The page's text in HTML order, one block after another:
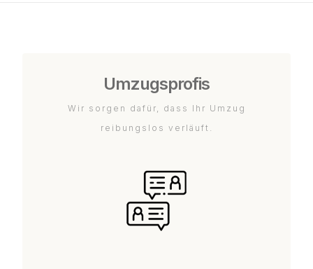
Umzugsprofis
Wir sorgen dafür, dass Ihr Umzug
reibungslos verläuft.